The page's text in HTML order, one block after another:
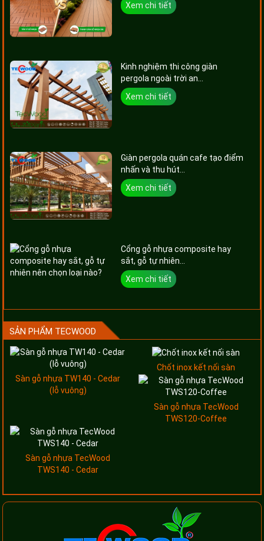
Xem chi tiết
Kinh nghiệm thi công giàn
pergola ngoài trời an...
Xem chi tiết
Giàn pergola quán cafe tạo điểm
nhấn và thu hút...
Xem chi tiết
Cổng gỗ nhựa composite hay
sắt, gỗ tự nhiên...
Xem chi tiết
SẢN PHẨM TECWOOD
Sàn gỗ nhựa TW140 - Cedar
(lỗ vuông)
Chốt inox kết nối sàn
Sàn gỗ nhựa TecWood
TWS120-Coffee
Sàn gỗ nhựa TecWood
TWS140 - Cedar